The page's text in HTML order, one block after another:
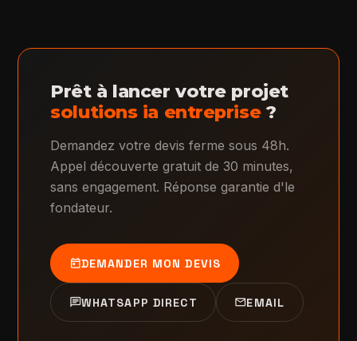
Prêt à lancer votre projet
solutions ia entreprise?
Demandez votre devis ferme sous 48h.
Appel découverte gratuit de 30 minutes,
sans engagement. Réponse garantie d'le
fondateur.
todayDEMANDER MON DEVIS
chatWHATSAPP DIRECT mailEMAIL